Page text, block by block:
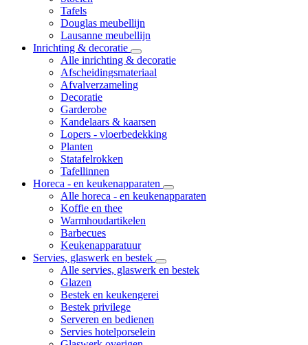
Tafels
Douglas meubellijn
Lausanne meubellijn
Inrichting & decoratie
Alle inrichting & decoratie
Afscheidingsmateriaal
Afvalverzameling
Decoratie
Garderobe
Kandelaars & kaarsen
Lopers - vloerbedekking
Planten
Statafelrokken
Tafellinnen
Horeca - en keukenapparaten
Alle horeca - en keukenapparaten
Koffie en thee
Warmhoudartikelen
Barbecues
Keukenapparatuur
Servies, glaswerk en bestek
Alle servies, glaswerk en bestek
Glazen
Bestek en keukengerei
Bestek privilege
Serveren en bedienen
Servies hotelporselein